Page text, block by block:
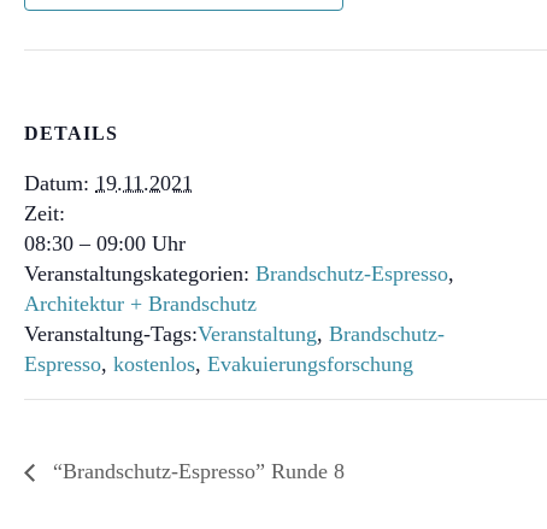
DETAILS
Datum: 19.11.2021
Zeit:
08:30 – 09:00
Veranstaltungskategorien: Brandschutz-Espresso,
Architektur + Brandschutz
Veranstaltung-Tags:Veranstaltung, Brandschutz-
Espresso, kostenlos, Evakuierungsforschung
“Brandschutz-Espresso” Runde 8